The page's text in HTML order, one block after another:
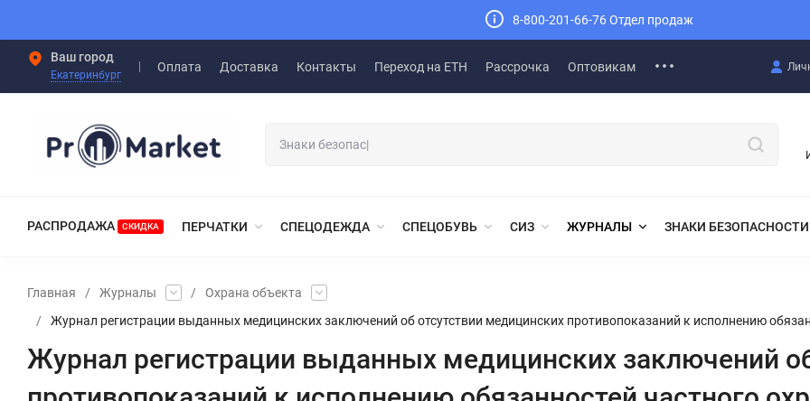
8-800-201-66-76 Отдел продаж
Ваш город
Екатеринбург
Оплата Доставка Контакты Переход на ЕТН Рассрочка Оптовикам
РАСПРОДАЖА СКИДКА ПЕРЧАТКИ СПЕЦОДЕЖДА СПЕЦОБУВЬ СИЗ ЖУРНАЛЫ ЗНАКИ БЕЗОПАСНОСТИ
Главная / Журналы /
Охрана объекта
/
Журнал регистрации выданных медицинских заключений об отсутствии медицинских противопоказаний к исполнению
Журнал регистрации выданных медицинских заключений